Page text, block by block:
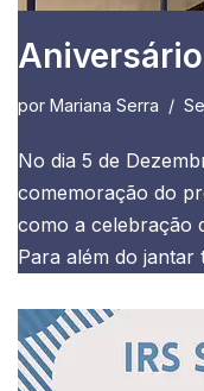
por Mariana Serra
No dia 5 de
comemoração do
como a celebração
Para além do jantar